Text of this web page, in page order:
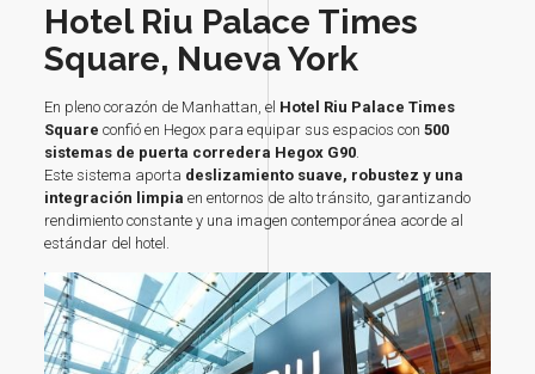
Hotel Riu Palace Times
Square, Nueva York
En pleno corazón de Manhattan, el Hotel Riu Palace Times
Square confió en Hegox para equipar sus espacios con 500
sistemas de puerta corredera Hegox G90.
Este sistema aporta deslizamiento suave, robustez y una
integración limpia en entornos de alto tránsito, garantizando
rendimiento constante y una imagen contemporánea acorde al
estándar del hotel.